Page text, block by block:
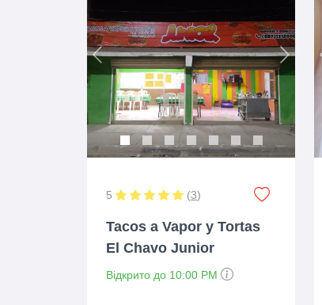
Previous Next
5 (3)
Tacos a Vapor y Tortas
El Chavo Junior
Відкрито до 10:00 PM